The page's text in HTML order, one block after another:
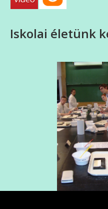
Iskolai életünk